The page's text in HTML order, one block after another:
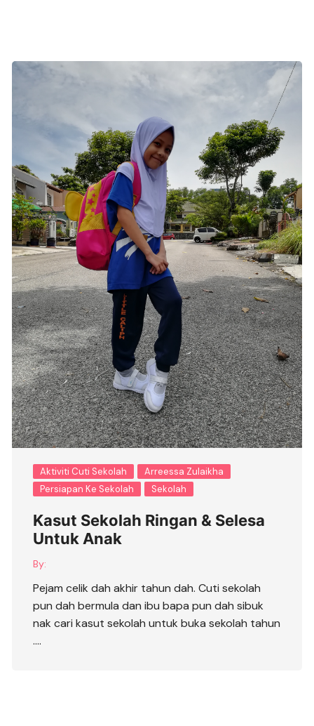
Aktiviti Cuti Sekolah
Arreessa Zulaikha
Persiapan Ke Sekolah
Sekolah
Kasut Sekolah Ringan & Selesa
Untuk Anak
By:
Pejam celik dah akhir tahun dah. Cuti sekolah
pun dah bermula dan ibu bapa pun dah sibuk
nak cari kasut sekolah untuk buka sekolah tahun
….